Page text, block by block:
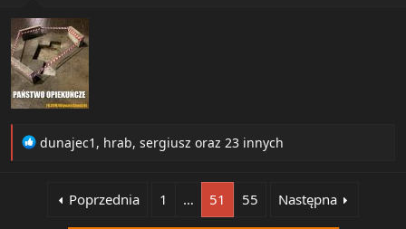
R
dunajec1 , hrab, sergiusz oraz 23 innych
Poprzednia 1 … 51 55 Następna